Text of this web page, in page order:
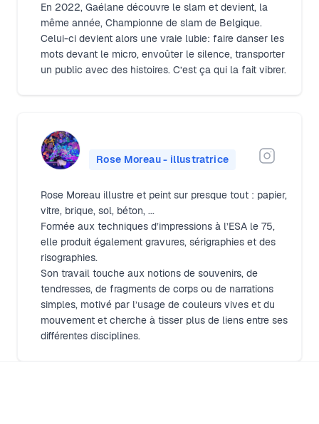
En 2022, Gaélane découvre le slam et devient, la
même année, Championne de slam de Belgique.
Celui-ci devient alors une vraie lubie: faire danser les
mots devant le micro, envoûter le silence, transporter
un public avec des histoires. C’est ça qui la fait vibrer.
Rose Moreau - illustratrice
Rose Moreau illustre et peint sur presque tout : papier,
vitre, brique, sol, béton, ...
Formée aux techniques d’impressions à l’ESA le 75,
elle produit également gravures, sérigraphies et des
risographies.
Son travail touche aux notions de souvenirs, de
tendresses, de fragments de corps ou de narrations
simples, motivé par l’usage de couleurs vives et du
mouvement et cherche à tisser plus de liens entre ses
différentes disciplines.